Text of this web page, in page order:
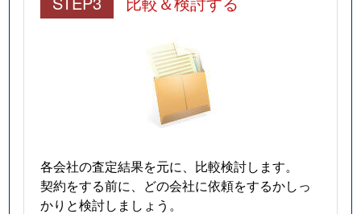
各会社の査定結果を元に、比較検討します。
契約をする前に、どの会社に依頼をするかしっ
かりと検討しましょう。